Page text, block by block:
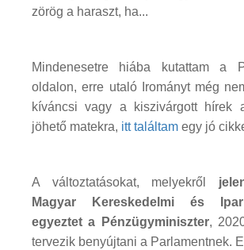
zörög a haraszt, ha...
Mindenesetre hiába kutattam a
oldalon, erre utaló Irományt még
kíváncsi vagy a kiszivárgott hírek
jöhető matekra, itt találtam egy jó
A változtatásokat, melyekről
Magyar Kereskedelmi és Ipar
egyeztet a Pénzügyminiszter,
tervezik benyújtani a Parlamentnek.